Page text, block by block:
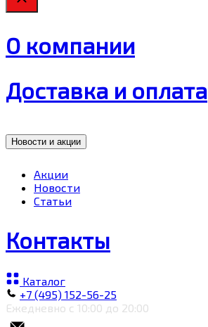
О компании
Доставка и оплата
Новости и акции
Акции
Новости
Статьи
Контакты
Каталог
+7 (495) 152-56-25
Ежедневно с 10:00 до 20:00